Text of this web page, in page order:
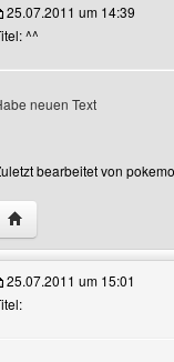
Profile anzeigen
25.07.2011 um 14:39
^^
neuen Text
bearbeitet von
Website dieses
25.07.2011 um 15:01